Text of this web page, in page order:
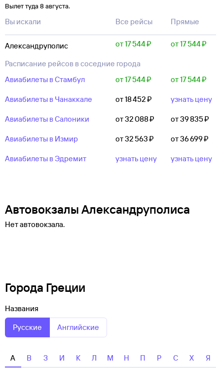
Вылет туда 8 августа.
Вы искали Все рейсы Прямые
Александруполис от 17 ⁠544 ⁠₽ от 17 ⁠544 ⁠₽
Расписание рейсов в соседние города
Авиабилеты в Стамбул
от 17 ⁠544 ⁠₽ от 17 ⁠544 ⁠₽
Авиабилеты в Чанаккале от 18 ⁠452 ⁠₽ узнать цену
Авиабилеты в Салоники от 32 ⁠088 ⁠₽ от 39 ⁠835 ⁠₽
Авиабилеты в Измир от 32 ⁠563 ⁠₽ от 36 ⁠699 ⁠₽
Авиабилеты в Эдремит узнать цену узнать цену
Автовокзалы Александруполиса
Нет автовокзала.
Города Греции
Названия
Русские
Английские
А В З И К Л М Н П Р С Х Я